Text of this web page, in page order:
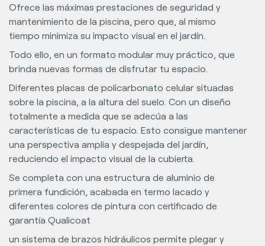
Ofrece las máximas prestaciones de seguridad y
mantenimiento de la piscina, pero que, al mismo
tiempo minimiza su impacto visual en el jardín.
Todo ello, en un formato modular muy práctico, que
brinda nuevas formas de disfrutar tu espacio.
Diferentes placas de policarbonato celular situadas
sobre la piscina, a la altura del suelo. Con un diseño
totalmente a medida que se adecúa a las
características de tu espacio. Esto consigue mantener
una perspectiva amplia y despejada del jardín,
reduciendo el impacto visual de la cubierta.
Se completa con una estructura de aluminio de
primera fundición, acabada en termo lacado y
diferentes colores de pintura con certificado de
garantía Qualicoat
un sistema de brazos hidráulicos permite plegar y